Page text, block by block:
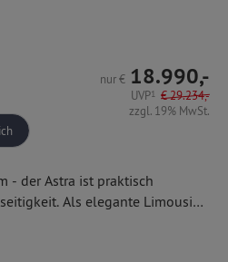
nur€ 18.990,-
UVP1 €29.234,-
zzgl. 19% MwSt.
- der Astra ist praktisch
Als elegante Limousine
wie Kollisionswarner,
Müdigkeitserkennung,